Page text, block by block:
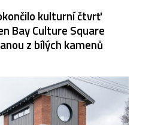
kulturní čtvrť
Bay Culture Square
z bílých kamenů